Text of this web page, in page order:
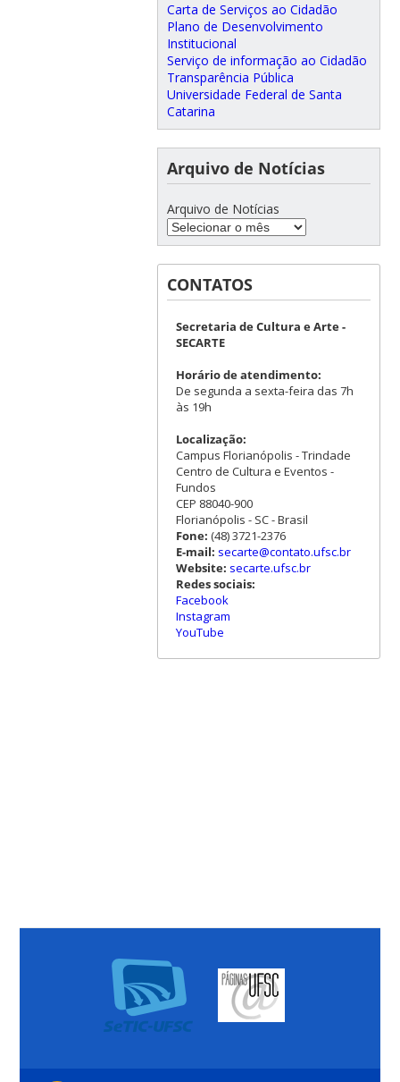
Carta de Serviços ao Cidadão
Plano de Desenvolvimento
Institucional
Serviço de informação ao Cidadão
Transparência Pública
Universidade Federal de Santa
Catarina
Arquivo de Notícias
Arquivo de Notícias
CONTATOS
Secretaria de Cultura e Arte -
SECARTE
Horário de atendimento:
De segunda a sexta-feira das 7h
às 19h
Localização:
Campus Florianópolis - Trindade
Centro de Cultura e Eventos -
Fundos
CEP 88040-900
Florianópolis - SC - Brasil
Fone: (48) 3721-2376
E-mail: secarte@contato.ufsc.br
Website: secarte.ufsc.br
Redes sociais:
Facebook
Instagram
YouTube